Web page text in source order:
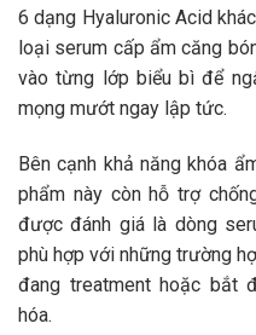
6 dạng Hyaluronic Acid
loại serum cấp ẩm căng
vào từng lớp biểu bì để
mọng mướt ngay lập tức.
Bên cạnh khả năng khóa
phẩm này còn hỗ trợ
được đánh giá là dòng
phù hợp với những trường
đang treatment hoặc bắt
hóa.